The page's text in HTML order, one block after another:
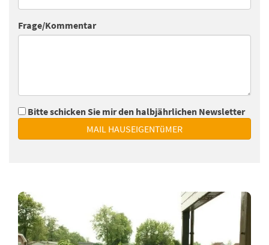
Frage/Kommentar
Bitte schicken Sie mir den halbjährlichen Newsletter
MAIL HAUSEIGENTüMER